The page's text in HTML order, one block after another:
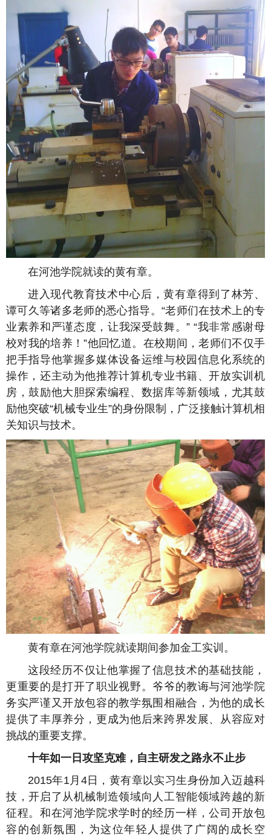
在河池学院就读的黄有章。
进入现代教育技术中心后，黄有章得到了林芳、
谭可久等诸多老师的悉心指导。“老师们在技术上的专
业素养和严谨态度，让我深受鼓舞。” “我非常感谢母
校对我的培养！”他回忆道。在校期间，老师们不仅手
把手指导他掌握多媒体设备运维与校园信息化系统的
操作，还主动为他推荐计算机专业书籍、开放实训机
房，鼓励他大胆探索编程、数据库等新领域，尤其鼓
励他突破“机械专业生”的身份限制，广泛接触计算机相
关知识与技术。
黄有章在河池学院就读期间参加金工实训。
这段经历不仅让他掌握了信息技术的基础技能，
更重要的是打开了职业视野。爷爷的教诲与河池学院
务实严谨又开放包容的教学氛围相融合，为他的成长
提供了丰厚养分，更成为他后来跨界发展、从容应对
挑战的重要支撑。
十年如一日攻坚克难，自主研发之路永不止步
2015年1月4日，黄有章以实习生身份加入迈越科
技，开启了从机械制造领域向人工智能领域跨越的新
征程。和在河池学院求学时的经历一样，公司开放包
容的创新氛围，为这位年轻人提供了广阔的成长空